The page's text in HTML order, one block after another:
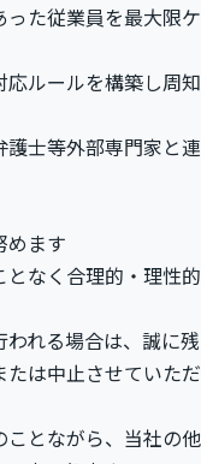
た従業員を最大限ケ
ルールを構築し周知
士等外部専門家と連
めます
なく合理的・理性的
れる場合は、誠に残
は中止させていただ
とながら、当社の他